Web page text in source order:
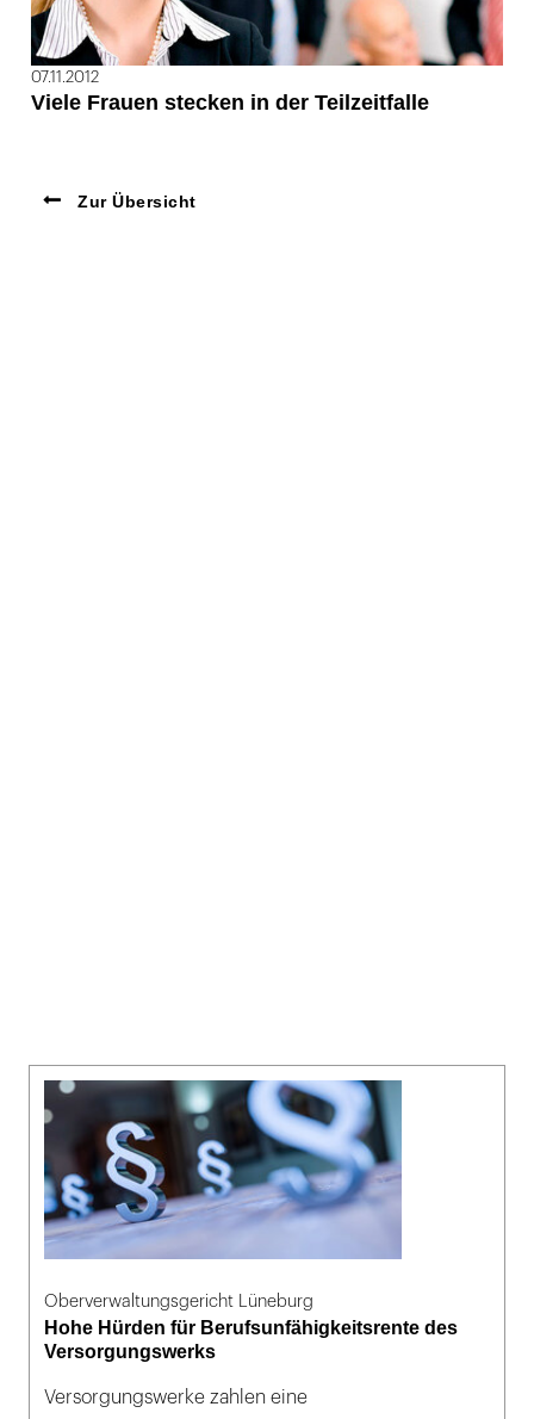
07.11.2012
Viele Frauen stecken in der Teilzeitfalle
Zur Übersicht
Oberverwaltungsgericht Lüneburg
Hohe Hürden für Berufsunfähigkeitsrente des
Versorgungswerks
Versorgungswerke zahlen eine